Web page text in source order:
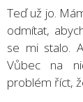
Teď už jo.
odmítat,
se mi stalo.
Vůbec na
problém říct,